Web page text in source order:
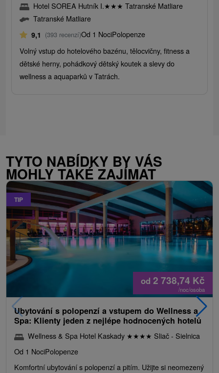
Hotel SOREA Hutník I.★★★ Tatranské Matliare
Tatranské Matliare
9,1 (393 recenzí)Od 1 NociPolopenze
Volný vstup do hotelového bazénu, tělocvičny, fitness a
dětské herny, pohádkový dětský koutek a slevy do
wellness a aquaparků v Tatrách.
TYTO NABÍDKY BY VÁS
MOHLY TAKÉ ZAJÍMAT
TIP
od 2 738,74 Kč
/noc/osoba
Ubytování s polopenzí a vstupem do Wellness a
Spa: Klienty jeden z nejlépe hodnocených hotelů
Wellness & Spa Hotel Kaskady ★★★★ Sliač - Sielnica
Od 1 NociPolopenze
Komfortní ubytování s polopenzí a pitím. Užijte si neomezený